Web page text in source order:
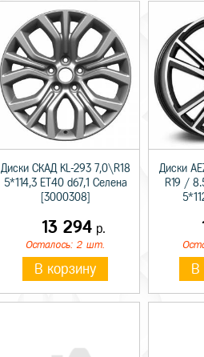
Диски СКАД KL-293 7,0\R18
5*114,3 ET40 d67,1 Селена
[3000308]
13 294р.
Осталось: 2 шт.
В корзину
Диски
R19 /
В